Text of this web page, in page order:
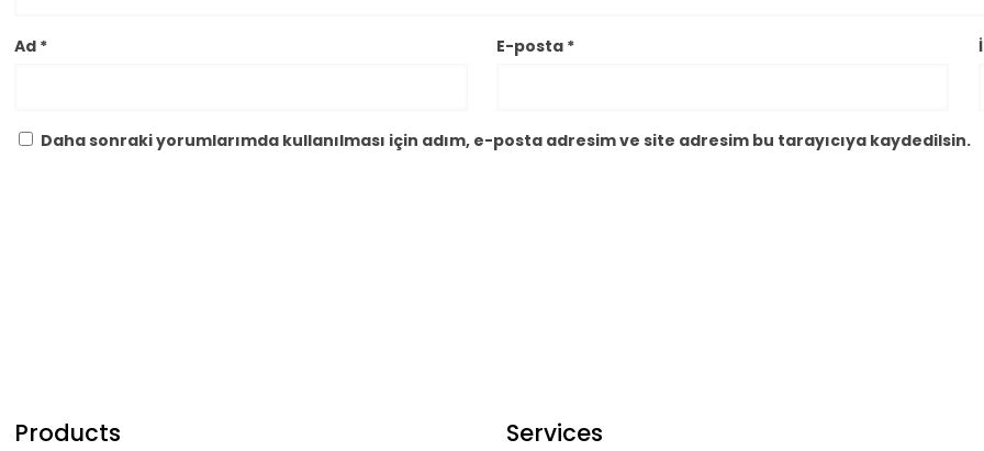
Ad * E-posta *
Daha sonraki yorumlarımda kullanılması için adım, e-posta adresim ve site adresim bu tarayıcıya kaydedilsin.
Products Services